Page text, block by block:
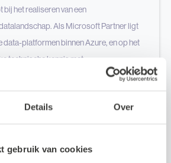
Details Over
gebruik van cookies
het realiseren van een
Als Microsoft Partner ligt
platformen binnen Azure, en op het
technische kennis met
klanten. De organisatie werkt voor
daarbij